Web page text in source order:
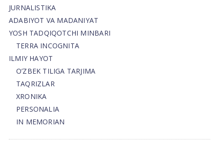
JURNALISTIKA
ADABIYOT VA MADANIYAT
YOSH TADQIQOTCHI MINBARI
TERRA INCOGNITA
ILMIY HAYOT
O’ZBEK TILIGA TARJIMA
TAQRIZLAR
XRONIKA
PERSONALIA
IN MEMORIAN